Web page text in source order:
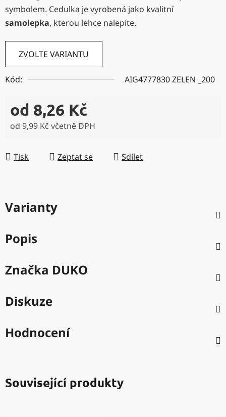
symbolem. Cedulka je vyrobená jako kvalitní
samolepka, kterou lehce nalepíte.
ZVOLTE VARIANTU
Kód: AIG4777830 ZELEN _200
od 8,26 Kč
od 9,99 Kč včetně DPH
Tisk
Zeptat se Sdílet
Varianty
Popis
Značka DUKO
Diskuze
Hodnocení
Související produkty